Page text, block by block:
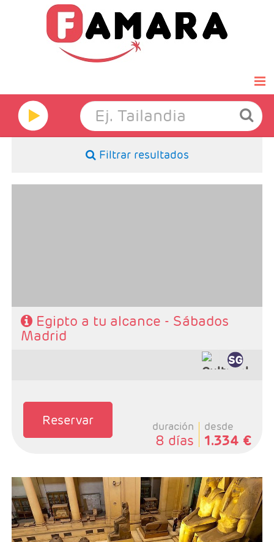
Inicio
Famara Select
Filtrar resultados
Características
Egipto a tu alcance - Sábados
Madrid
Reservar duración
8 días
desde
1.334 €
- Salidas: Lunes desde Barcelona
- Ruta: 4 noches crucero y 3 Cairo
- Categoría hotelera: STANDARD - PRIMERA Y
SUPERIOR
- Régimen: PC en crucero y AD en Cairo